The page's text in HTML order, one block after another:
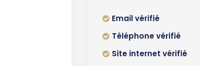
Email vérifié
Téléphone vérifié
Site internet vérifié